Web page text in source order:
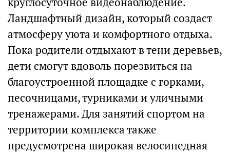
Ландшафтный дизайн, который создаст
атмосферу уюта и комфортного отдыха.
Пока родители отдыхают в тени деревьев,
дети смогут вдоволь порезвиться на
благоустроенной площадке с горками,
песочницами, турниками и уличными
тренажерами. Для занятий спортом на
территории комплекса также
предусмотрена широкая велосипедная